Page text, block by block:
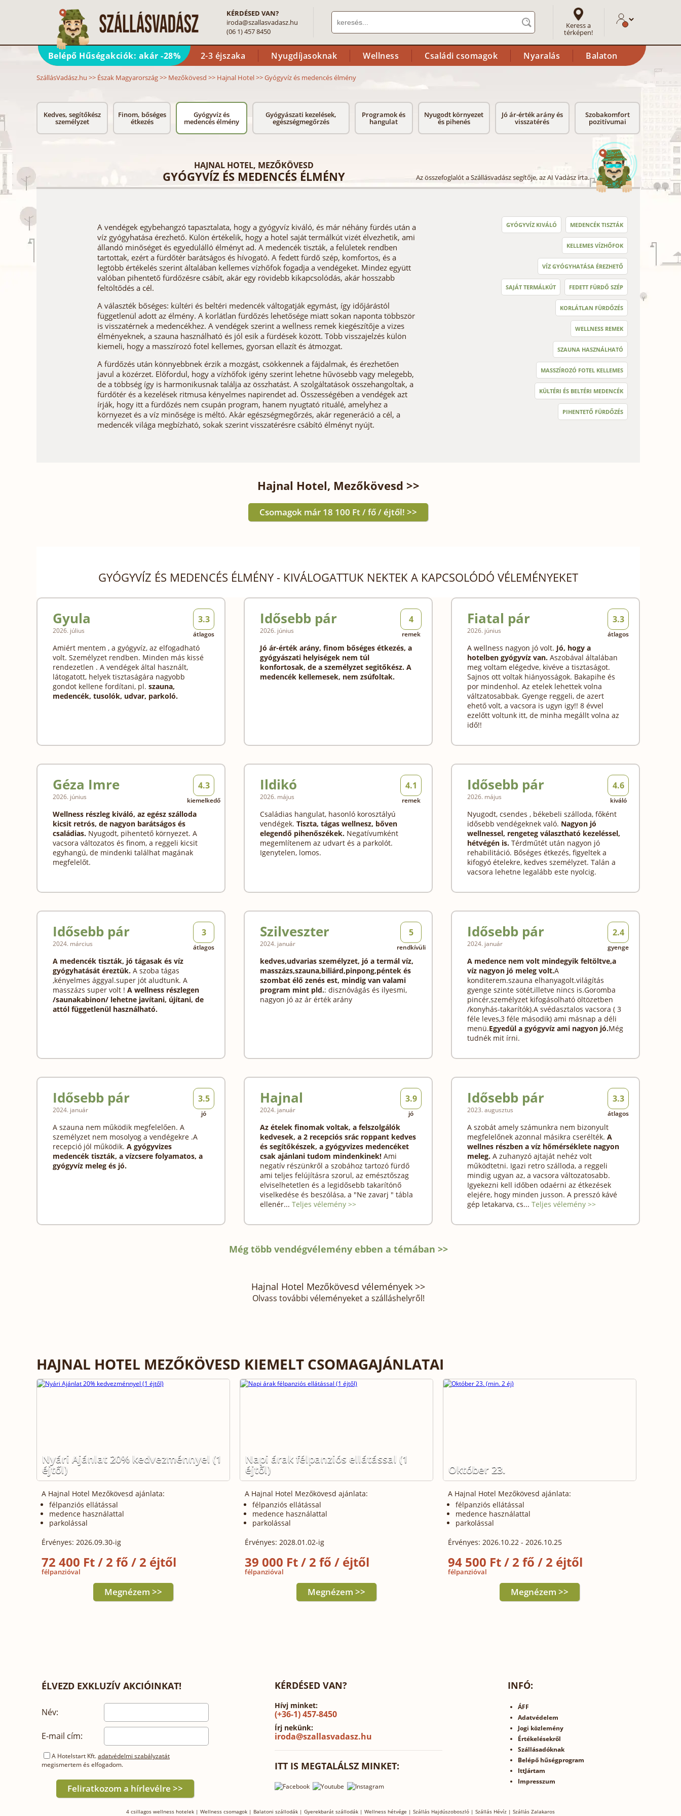
KÉRDÉSED VAN?
iroda@szallasvadasz.hu
(06 1) 457 8450
Keress a
térképen!
Belépő Hűségakciók: akár -28% 2-3 éjszaka Nyugdíjasoknak Wellness Családi csomagok Nyaralás Balaton
SzállásVadász.hu >> Észak Magyarország>> Mezőkövesd >> Hajnal Hotel>>Gyógyvíz és medencés élmény
Kedves, segítőkész
személyzet
Finom, bőséges
étkezés
Gyógyvíz és
medencés élmény
Gyógyászati kezelések,
egészségmegőrzés
Programok és
hangulat
Nyugodt környezet
és pihenés
Jó ár-érték arány és
visszatérés
Szobakomfort
pozitívumai
HAJNAL HOTEL, MEZŐKÖVESD
GYÓGYVÍZ ÉS MEDENCÉS ÉLMÉNY Az összefoglalót a Szállásvadász segítője, az AI Vadász írta.
A vendégek egybehangzó tapasztalata, hogy a gyógyvíz kiváló, és már néhány fürdés után a
víz gyógyhatása érezhető. Külön értékelik, hogy a hotel saját termálkút vizét élvezhetik, ami
állandó minőséget és egyedülálló élményt ad. A medencék tiszták, a felületek rendben
tartottak, ezért a fürdőtér barátságos és hívogató. A fedett fürdő szép, komfortos, és a
legtöbb értékelés szerint általában kellemes vízhőfok fogadja a vendégeket. Mindez együtt
valóban pihentető fürdőzésre csábít, akár egy rövidebb kikapcsolódás, akár hosszabb
feltöltődés a cél.
A választék bőséges: kültéri és beltéri medencék váltogatják egymást, így időjárástól
függetlenül adott az élmény. A korlátlan fürdőzés lehetősége miatt sokan naponta többször
is visszatérnek a medencékhez. A vendégek szerint a wellness remek kiegészítője a vizes
élményeknek, a szauna használható és jól esik a fürdések között. Több visszajelzés külön
kiemeli, hogy a masszírozó fotel kellemes, gyorsan ellazít és átmozgat.
A fürdőzés után könnyebbnek érzik a mozgást, csökkennek a fájdalmak, és érezhetően
javul a közérzet. Előfordul, hogy a vízhőfok igény szerint lehetne hűvösebb vagy melegebb,
de a többség így is harmonikusnak találja az összhatást. A szolgáltatások összehangoltak, a
fürdőtér és a kezelések ritmusa kényelmes napirendet ad. Összességében a vendégek azt
írják, hogy itt a fürdőzés nem csupán program, hanem nyugtató rituálé, amelyhez a
környezet és a víz minősége is méltó. Akár egészségmegőrzés, akár regeneráció a cél, a
medencék világa megbízható, sokak szerint visszatérésre csábító élményt nyújt.
GYÓGYVÍZ KIVÁLÓ MEDENCÉK TISZTÁK
KELLEMES VÍZHŐFOK
VÍZ GYÓGYHATÁSA ÉREZHETŐ
SAJÁT TERMÁLKÚT FEDETT FÜRDŐ SZÉP
KORLÁTLAN FÜRDŐZÉS
WELLNESS REMEK
SZAUNA HASZNÁLHATÓ
MASSZÍROZÓ FOTEL KELLEMES
KÜLTÉRI ÉS BELTÉRI MEDENCÉK
PIHENTETŐ FÜRDŐZÉS
Hajnal Hotel, Mezőkövesd >>
Csomagok már 18 100 Ft / fő / éjtől! >>
GYÓGYVÍZ ÉS MEDENCÉS ÉLMÉNY - KIVÁLOGATTUK NEKTEK A KAPCSOLÓDÓ VÉLEMÉNYEKET
Gyula
2026. július
Amiért mentem , a gyógyvíz, az elfogadható
volt. Személyzet rendben. Minden más kissé
rendezetlen . A vendégek által használt,
látogatott, helyek tisztaságára nagyobb
gondot kellene fordítani, pl. szauna,
medencék, tusolók, udvar, parkoló.
3.3
átlagos
Idősebb pár
2026. június
Jó ár-érték arány, finom bőséges étkezés, a
gyógyászati helyiségek nem túl
konfortosak, de a személyzet segitőkész.A
medencék kellemesek, nem zsúfoltak.
4
remek
Fiatal pár
2026. június
A wellness nagyon jó volt. Jó, hogy a
hotelben gyógyvíz van.Aszobával általában
meg voltam elégedve, kivéve a tisztaságot.
Sajnos ott voltak hiányosságok. Bakapihe és
por mindenhol. Az etelek lehettek volna
váltzatosabbak. Gyenge reggeli, de azert
ehető volt, a vacsora is ugyn igy!! 8 évvel
ezelőtt voltunk itt, de minha megállt volna az
idő!!
3.3
átlagos
Géza Imre
2026. június
Wellness részleg kiváló, az egész szálloda
kicsit retrós, de nagyon barátságos és
családias. Nyugodt, pihentető környezet. A
vacsora változatos és finom, a reggeli kicsit
egyhangú, de mindenki találhat magának
megfelelőt.
4.3
kiemelkedő
Ildikó
2026. május
Családias hangulat, hasonló korosztályú
vendégek. Tiszta, tágas wellnesz, bőven
elegendő pihenőszékek.Negatívumként
megemlítenem az udvart és a parkolót.
Igenytelen, lomos.
4.1
remek
Idősebb pár
2026. május
Nyugodt, csendes , békebeli szálloda, főként
idősebb vendégeknek való. Nagyon jó
wellnessel, rengeteg választható kezeléssel,
hétvégén is.Térdműtét után nagyon jó
rehabilitáció. Bőséges étkezés, figyeltek a
kifogyó ételekre, kedves személyzet. Talán a
vacsora lehetne legalább este nyolcig.
4.6
kiváló
Idősebb pár
2024. március
A medencék tiszták, jó tágasak és víz
gyógyhatását éreztük. A szoba tágas
,kényelmes ággyal.super jót aludtunk. A
masszázs super volt ! A wellness részlegen
/saunakabinon/ lehetne javítani, újítani, de
attól függetlenül használható.
3
átlagos
Szilveszter
2024. január
kedves,udvarias személyzet, jó a termál víz,
masszázs,szauna,biliárd,pinpong,péntek és
szombat élő zenés est, mindig van valami
program mint pld.: disznóvágás és ilyesmi,
nagyon jó az ár érték arány
5
rendkívüli
Idősebb pár
2024. január
A medence nem volt mindegyik feltöltve,a
víz nagyon jó meleg volt.A
konditerem.szauna elhanyagolt.világítás
gyenge szinte sötét,illetve nincs is.Goromba
pincér,személyzet kifogásolható öltözetben
/konyhás-takarítók).A svédasztalos vacsora ( 3
féle leves,3 féle második) ami másnap a déli
menü.Egyedül a gyógyvíz ami nagyon jó.Még
tudnék mit írni.
2.4
gyenge
Idősebb pár
2024. január
A szauna nem működik megfelelően. A
személyzet nem mosolyog a vendégekre .A
recepció jól működik. A gyógyvizes
medencék tiszták, a vízcsere folyamatos, a
gyógyvíz meleg és jó.
3.5
jó
Hajnal
2024. január
Az ételek finomak voltak, a felszolgálók
kedvesek, a 2 recepciós srác roppant kedves
és segítőkészek, a gyógyvizes medencéket
csak ajánlani tudom mindenkinek!Ami
negatív részünkről a szobához tartozó fürdő
ami teljes felújításra szorul, az emésztőszag
elviselhetetlen és a legidősebb takarítónő
viselkedése és beszólása, a "Ne zavarj " tábla
ellenér... Teljes vélemény >>
3.9
jó
Idősebb pár
2023. augusztus
A szobát amely számunkra nem bizonyult
megfelelőnek azonnal másikra cserélték. A
wellnes részben a víz hőmérséklete nagyon
meleg.A zuhanyzó ajtaját nehéz volt
működtetni. Igazi retro szálloda, a reggeli
mindig ugyan az, a vacsora változatosabb.
Igyekezni kell időben odaérni az étkezések
elejére, hogy minden jusson. A presszó kávé
gép letakarva, cs... Teljes vélemény >>
3.3
átlagos
Még több vendégvélemény ebben a témában >>
Hajnal Hotel Mezőkövesd vélemények >>
Olvass további véleményeket a szálláshelyről!
HAJNAL HOTEL MEZŐKÖVESD KIEMELT CSOMAGAJÁNLATAI
Nyári Ajánlat 20% kedvezménnyel (1
éjtől)
Napi árak félpanziós ellátással (1
éjtől) Október 23.
A Hajnal Hotel Mezőkövesd ajánlata:
félpanziós ellátással
medence használattal
parkolással
Érvényes: 2026.09.30-ig
72 400 Ft / 2 fő / 2 éjtől
félpanzióval
Megnézem >>
A Hajnal Hotel Mezőkövesd ajánlata:
félpanziós ellátással
medence használattal
parkolással
Érvényes: 2028.01.02-ig
39 000 Ft / 2 fő / éjtől
félpanzióval
Megnézem >>
A Hajnal Hotel Mezőkövesd ajánlata:
félpanziós ellátással
medence használattal
parkolással
Érvényes: 2026.10.22 - 2026.10.25
94 500 Ft / 2 fő / 2 éjtől
félpanzióval
Megnézem >>
ÉLVEZD EXKLUZÍV AKCIÓINKAT!
Név:
E-mail cím:
A Hotelstart Kft.adatvédelmi szabályzatát
megismertem és elfogadom.
KÉRDÉSED VAN?
Hívj minket:
(+36-1) 457-8450
Írj nekünk:
iroda@szallasvadasz.hu
ITT IS MEGTALÁLSZ MINKET:
INFÓ:
ÁFF
Adatvédelem
Jogi közlemény
Értékelésekről
Szállásadóknak
Belépő hűségprogram
IttJártam
Impresszum
4 csillagos wellness hotelek | Wellness csomagok | Balatoni szállodák | Gyerekbarát szállodák | Wellness hétvége | Szállás Hajdúszoboszló | Szállás Hévíz | Szállás Zalakaros